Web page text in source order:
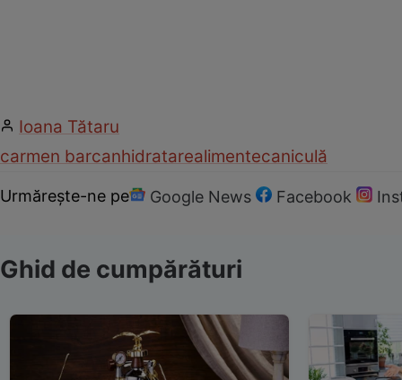
Ioana Tătaru
carmen barcanhidratarealimentecaniculă
Urmărește-ne pe Google News Facebook
Ghid de cumpărături